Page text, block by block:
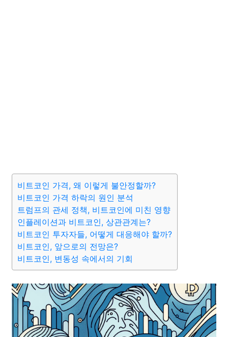
비트코인 가격, 왜 이렇게 불안정할까?
비트코인 가격 하락의 원인 분석
트럼프의 관세 정책, 비트코인에 미친 영향
인플레이션과 비트코인, 상관관계는?
비트코인 투자자들, 어떻게 대응해야 할까?
비트코인, 앞으로의 전망은?
비트코인, 변동성 속에서의 기회